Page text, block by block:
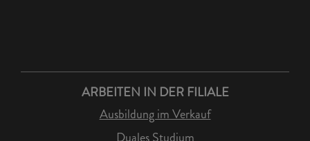
ARBEITEN IN DER FILIALE
Ausbildung im Verkauf